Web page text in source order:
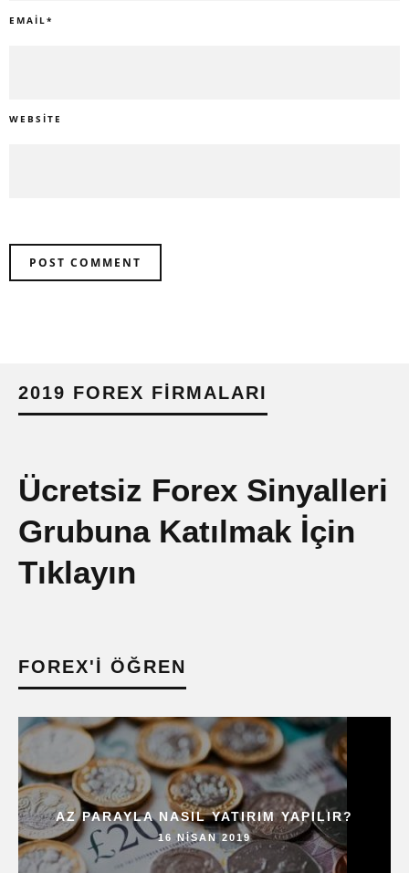
EMAIL*
WEBSITE
2019 FOREX FIRMALARI
Ücretsiz Forex Sinyalleri
Grubuna Katılmak İçin
Tıklayın
FOREX'I ÖĞREN
AZ PARAYLA NASIL YATIRIM YAPILIR?
16 NISAN 2019